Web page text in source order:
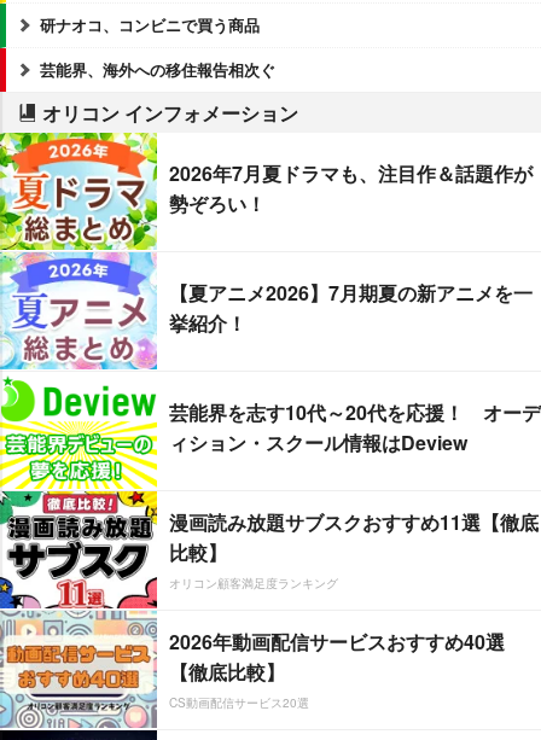
研ナオコ、コンビニで買う商品
芸能界、海外への移住報告相次ぐ
オリコン インフォメーション
2026年7月夏ドラマも、注目作＆話題作が
勢ぞろい！
【夏アニメ2026】7月期夏の新アニメを一
挙紹介！
芸能界を志す10代～20代を応援！ オーデ
ィション・スクール情報はDeview
漫画読み放題サブスクおすすめ11選【徹底
比較】
オリコン顧客満足度ランキング
2026年動画配信サービスおすすめ40選
【徹底比較】
CS動画配信サービス20選